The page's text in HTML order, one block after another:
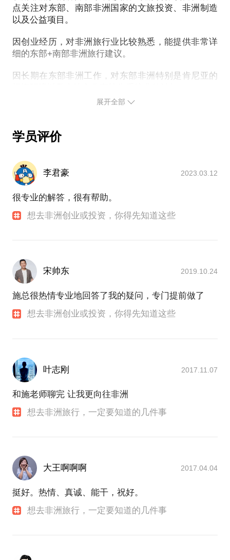
竟一小时的谈话只能解决一个小问题。请把你的问题
提前发给我，方便我做更精确的准备，提升见面效
解答旅行注意事项，
告诉你该做哪些行前准备
竟一小时的谈话只能解决一个小问题。请把你的问题
提前发给我，方便我做更精确的准备，提升见面效
点关注对东部、南部非洲国家的文旅投资、非洲制造
以及公益项目。
因创业经历，对非洲旅行业比较熟悉，能提供非常详
细的东部+南部非洲旅行建议。
因长期在东部非洲工作，对东部非洲特别是肯尼亚的
的朋友提供一些实用的建议。
作，一般人更不敢去投资。然而非洲却又深深的吸引
大家，很多人希望去这片神奇的大陆去走走看看，希
展开全部
学员评价
李君豪 2023.03.12
很专业的解答，很有帮助。
想去非洲创业或投资，你得先知道这些
宋帅东 2019.10.24
施总很热情专业地回答了我的疑问，专门提前做了
想去非洲创业或投资，你得先知道这些
叶志刚 2017.11.07
和施老师聊完 让我更向往非洲
想去非洲旅行，一定要知道的几件事
大王啊啊啊 2017.04.04
挺好。热情、真诚、能干，祝好。
想去非洲旅行，一定要知道的几件事